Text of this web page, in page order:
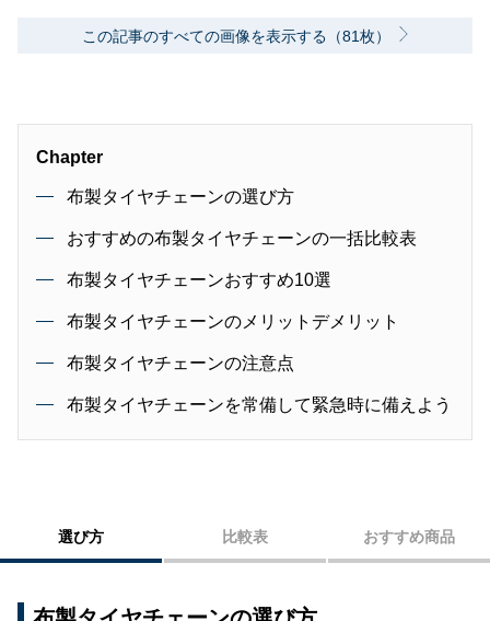
この記事のすべての画像を表示する（81枚）
Chapter
布製タイヤチェーンの選び方
おすすめの布製タイヤチェーンの一括比較表
布製タイヤチェーンおすすめ10選
布製タイヤチェーンのメリットデメリット
布製タイヤチェーンの注意点
布製タイヤチェーンを常備して緊急時に備えよう
選び方 比較表 おすすめ商品